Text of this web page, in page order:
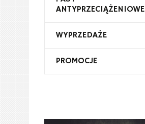
ANTYPRZECIĄŻENIOWE
WYPRZEDAŻE
PROMOCJE